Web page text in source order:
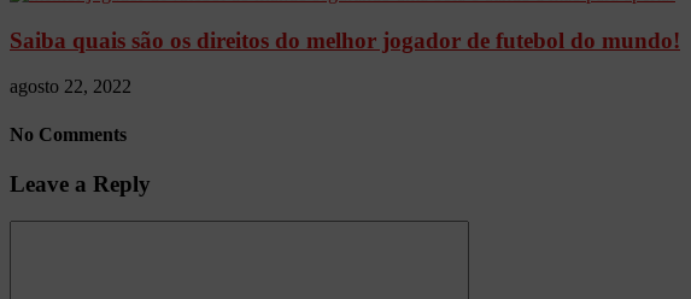
Saiba quais são os direitos do melhor jogador de futebol do mundo!
agosto 22, 2022
No Comments
Leave a Reply